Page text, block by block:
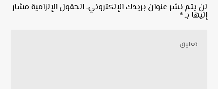
لن يتم نشر عنوان بريدك الإلكتروني. الحقول الإلزامية مشار
إليها بـ*